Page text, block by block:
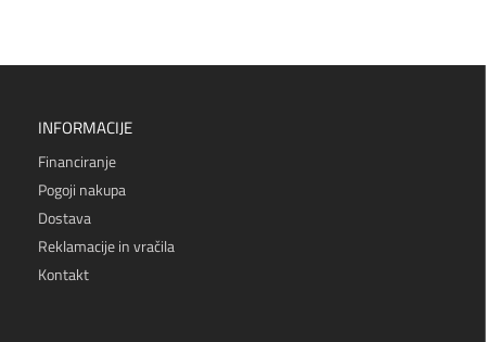
INFORMACIJE
Financiranje
Pogoji nakupa
Dostava
Reklamacije in vračila
Kontakt